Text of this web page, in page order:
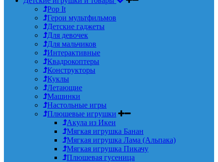
Pop It
Герои мультфильмов
Детские гаджеты
Для девочек
Для мальчиков
Интерактивные
Квадрокоптеры
Конструкторы
Куклы
Летающие
Машинки
Настольные игры
Плюшевые игрушки
Акула из Икеи
Мягкая игрушка Банан
Мягкая игрушка Лама (Альпака)
Мягкая игрушка Пикачу
Плюшевая гусеница